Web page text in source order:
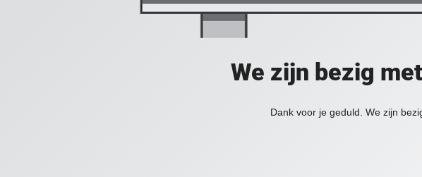
We zijn bezig
Dank voor je geduld. We zijn